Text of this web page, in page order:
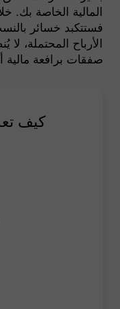
المالية الخاصة بك.
فستتكبد خسائر
الأرباح المحتملة، لا
صفقات برافعة مالية أكبر من
كيف